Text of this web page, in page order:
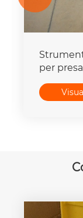
per presa